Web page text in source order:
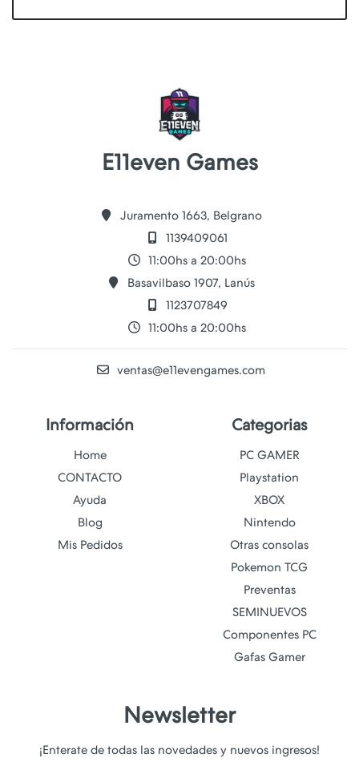
E11even Games
Juramento 1663, Belgrano
1139409061
11:00hs a 20:00hs
Basavilbaso 1907, Lanús
1123707849
11:00hs a 20:00hs
ventas@e11evengames.com
Información
Home
CONTACTO
Ayuda
Blog
Mis Pedidos
Categorias
PC GAMER
Playstation
XBOX
Nintendo
Otras consolas
Pokemon TCG
Preventas
SEMINUEVOS
Componentes PC
Gafas Gamer
Newsletter
¡Enterate de todas las novedades y nuevos ingresos!